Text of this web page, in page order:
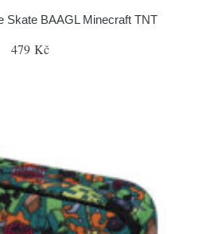
Skate BAAGL Minecraft TNT
479 Kč